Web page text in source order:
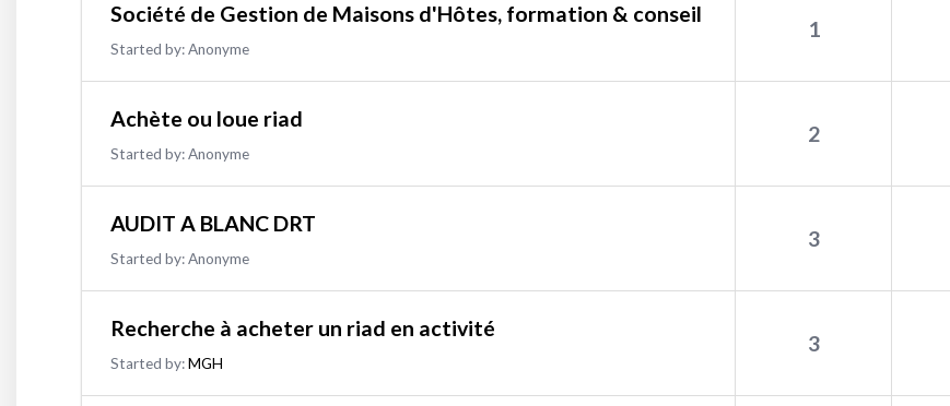
Société de Gestion de Maisons d'Hôtes, formation & conseil
Started by:Anonyme
1
Achète ou loue riad
Started by:Anonyme
2
AUDIT A BLANC DRT
Started by:Anonyme
3
Recherche à acheter un riad en activité
Started by:MGH
3